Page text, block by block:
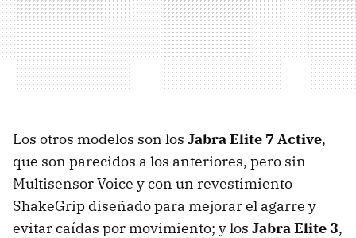
Los otros modelos son los Jabra Elite 7 Active,
que son parecidos a los anteriores, pero sin
Multisensor Voice y con un revestimiento
ShakeGrip diseñado para mejorar el agarre y
evitar caídas por movimiento; y los Jabra Elite 3,